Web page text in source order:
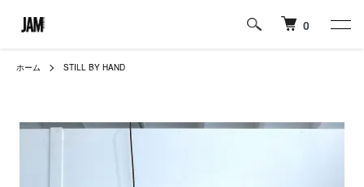
0
ホーム STILL BY HAND